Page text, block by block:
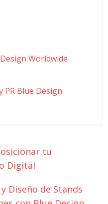
Worldwide
PR Blue Design
tu
Digital
Diseño de Stands